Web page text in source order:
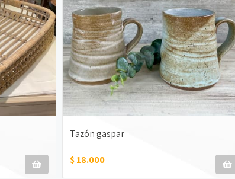
Tazón gaspar
$ 18.000